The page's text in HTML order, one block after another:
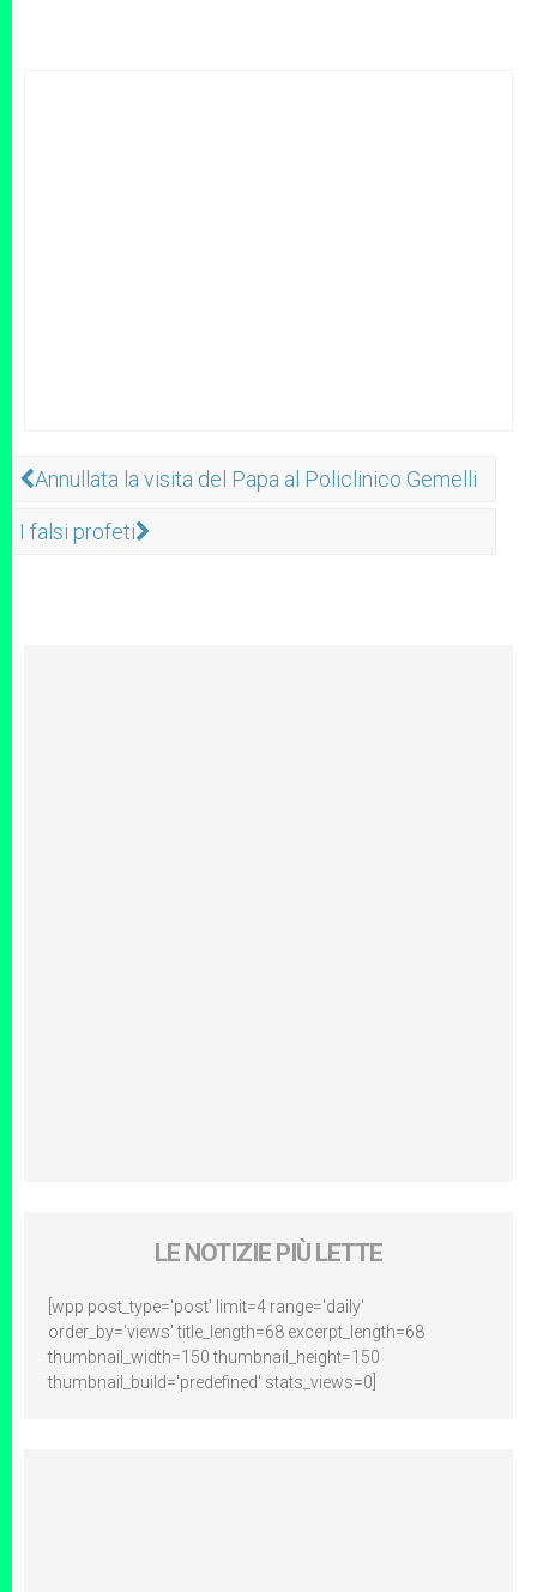
Annullata la visita del Papa al Policlinico Gemelli
I falsi profeti
LE NOTIZIE PIÙ LETTE
[wpp post_type='post' limit=4 range='daily'
order_by='views' title_length=68 excerpt_length=68
thumbnail_width=150 thumbnail_height=150
thumbnail_build='predefined' stats_views=0]